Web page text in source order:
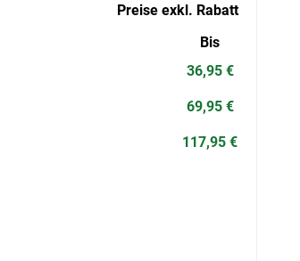
Preise exkl. Rabatt
Bis
36,95 €
69,95 €
117,95 €